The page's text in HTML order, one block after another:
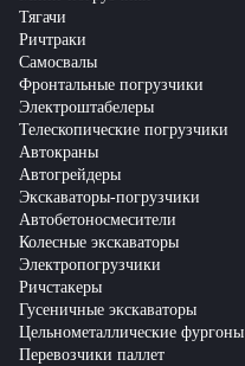
Тягачи
Ричтраки
Самосвалы
Фронтальные погрузчики
Электроштабелеры
Телескопические погрузчики
Автокраны
Автогрейдеры
Экскаваторы-погрузчики
Автобетоносмесители
Колесные экскаваторы
Электропогрузчики
Ричстакеры
Гусеничные экскаваторы
Цельнометаллические фургоны
Перевозчики паллет